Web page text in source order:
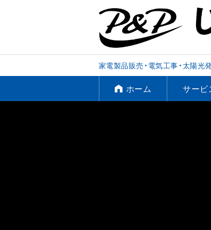
家電製品販売・電気工事・太陽光
ホーム サービ